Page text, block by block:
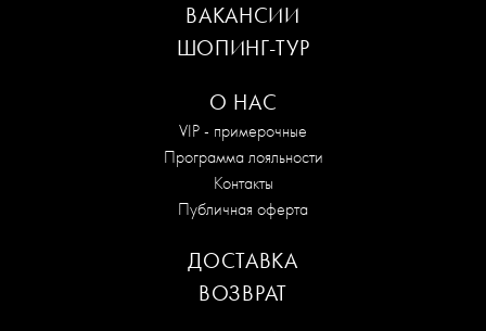
О НАС
VIP - примерочные
Программа лояльности
Контакты
Публичная оферта
ВАКАНСИИ
ШОПИНГ-ТУР
ДОСТАВКА
ВОЗВРАТ